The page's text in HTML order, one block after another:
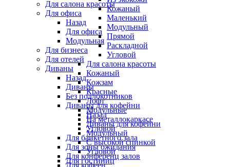
Кожаный
Маленький
Модульный
Прямой
Раскладной
Угловой
Для салона красоты
Кожаный
Кожзам
Красные
Лофт
Модульные
На металлокаркасе
Угловой
Для банкетного зала
Для зоны ожидания
Для конференц залов
Для кофеен
Для салона красоты
Для офиса
Назад
Для офиса
Модульная
Для бизнеса
Для отелей
Диваны
Назад
Диваны
Без подлокотников
Диваны для кофейни
Назад
Диваны для кофейни
Модульный
С высокой спинкой
Угловой
Для гостиниц